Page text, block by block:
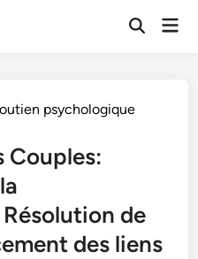
Open
psychologique
Couples:
de
des liens